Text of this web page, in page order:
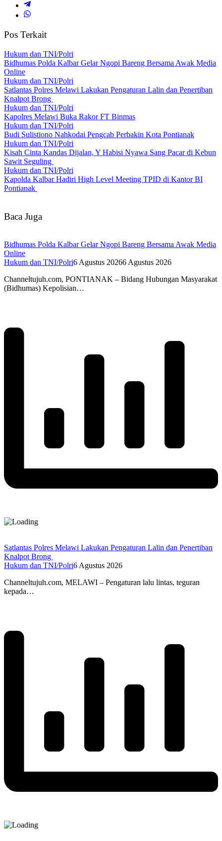
Pos Terkait
Hukum dan TNI/Polri
Bidhumas Polda Kalbar Gelar Ngopi Bareng Bersama Awak Media
Online
Hukum dan TNI/Polri
Satlantas Polres Melawi Lakukan Pengaturan Lalin dan Penertiban
Knalpot Brong
Hukum dan TNI/Polri
Kapolres Melawi Buka Rakor FT Binmas
Hukum dan TNI/Polri
Budi Sulistiono Nahkodai Pengcab Perbakin Kota Pontianak
Hukum dan TNI/Polri
Kisah Cinta Kandas Dijalan, Y Habisi Nyawa Sang Pacar di Kebun
Sawit Seguling
Hukum dan TNI/Polri
Kapolda Kalbar Hadiri High Level Meeting TPID di Kantor BI
Pontianak
Baca Juga
Bidhumas Polda Kalbar Gelar Ngopi Bareng Bersama Awak Media
Online
Hukum dan TNI/Polri6 Agustus 20266 Agustus 2026
Channeltujuh.com, PONTIANAK – Bidang Hubungan Masyarakat
(Bidhumas) Kepolisian…
Satlantas Polres Melawi Lakukan Pengaturan Lalin dan Penertiban
Knalpot Brong
Hukum dan TNI/Polri6 Agustus 2026
Channeltujuh.com, MELAWI – Pengaturan lalu lintas, teguran
kepada…